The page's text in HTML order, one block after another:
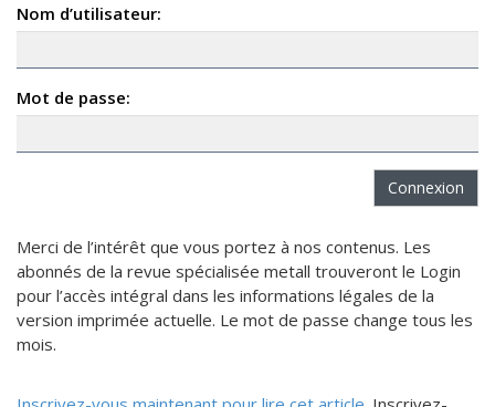
Nom d’utilisateur:
Mot de passe:
Merci de l’intérêt que vous portez à nos contenus. Les
abonnés de la revue spécialisée metall trouveront le Login
pour l’accès intégral dans les informations légales de la
version imprimée actuelle. Le mot de passe change tous les
mois.